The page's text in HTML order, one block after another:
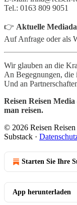
Tel.: 0163 809 9051
👉 Aktuelle
Auf Anfrage oder als
Wir glauben an die
An Begegnungen, die
Und an
Reisen Reisen
man reisen.
© 2026 Reisen
Substack ·
Starten Sie Ihre
App herunterladen